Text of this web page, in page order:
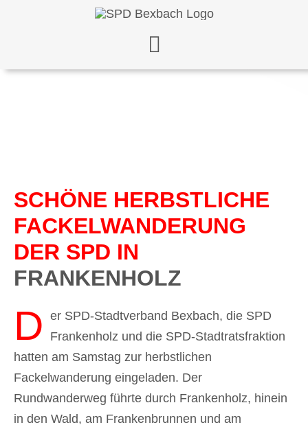
SCHÖNE HERBSTLICHE
FACKELWANDERUNG
DER SPD IN
FRANKENHOLZ
D er SPD-Stadtverband Bexbach, die SPD
Frankenholz und die SPD-Stadtratsfraktion
hatten am Samstag zur herbstlichen
Fackelwanderung eingeladen. Der
Rundwanderweg führte durch Frankenholz, hinein
in den Wald, am Frankenbrunnen und am